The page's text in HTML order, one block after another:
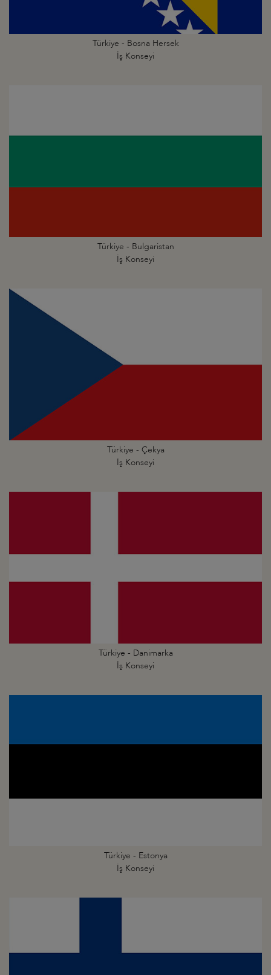
Türkiye - Bosna Hersek
İş Konseyi
Türkiye - Bulgaristan
İş Konseyi
Türkiye - Çekya
İş Konseyi
Türkiye - Danimarka
İş Konseyi
Türkiye - Estonya
İş Konseyi